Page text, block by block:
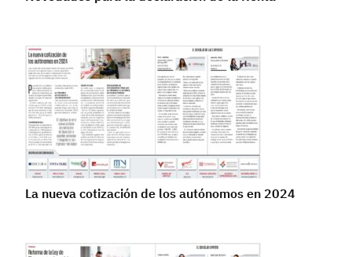
La nueva cotización de los autónomos en 2024